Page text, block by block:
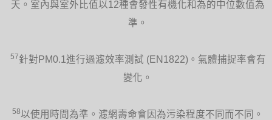
天。室內與室外比值以12種會發性有機化和為的中位數值為
準。
57針對PM0.1進行過濾效率測試 (EN1822)。氣體捕捉率會有
變化。
58以使用時間為準。濾網壽命會因為污染程度不同而不同。